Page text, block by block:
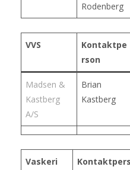
Rodenberg
VVS
Kontaktpe
rson
Madsen &
Kastberg
A/S
Brian
Kastberg
Vaskeri